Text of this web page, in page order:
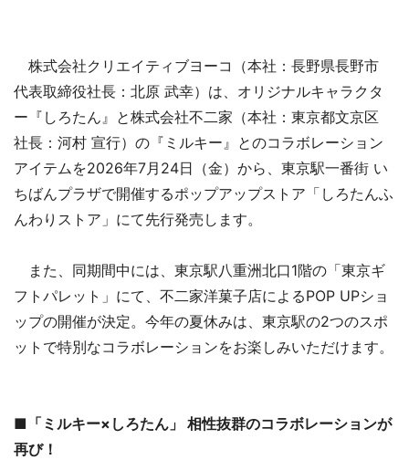
株式会社クリエイティブヨーコ（本社：長野県長野市
代表取締役社長：北原 武幸）は、オリジナルキャラクタ
ー『しろたん』と株式会社不二家（本社：東京都文京区
社長：河村 宣行）の『ミルキー』とのコラボレーション
アイテムを2026年7月24日（金）から、東京駅一番街 い
ちばんプラザで開催するポップアップストア「しろたんふ
んわりストア」にて先行発売します。
また、同期間中には、東京駅八重洲北口1階の「東京ギ
フトパレット」にて、不二家洋菓子店によるPOP UPショ
ップの開催が決定。今年の夏休みは、東京駅の2つのスポ
ットで特別なコラボレーションをお楽しみいただけます。
■「ミルキー×しろたん」 相性抜群のコラボレーションが
再び！